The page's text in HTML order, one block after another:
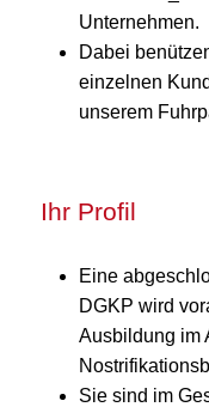
Unternehmen.
Dabei
einzelnen
unserem
Ihr Profil
Eine
DGKP wird
Ausbildung im
Sie sind im